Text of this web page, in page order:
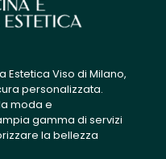
Estetica Viso di Milano,
personalizzata.
moda e
gamma di servizi
la bellezza